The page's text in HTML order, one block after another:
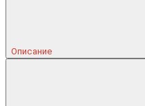
Описание